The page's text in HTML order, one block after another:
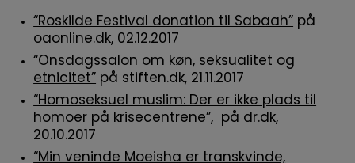
“Roskilde Festival donation til Sabaah” på
oaonline.dk, 02.12.2017
“Onsdagssalon om køn, seksualitet og
etnicitet” på stiften.dk, 21.11.2017
“Homoseksuel muslim: Der er ikke plads til
homoer på krisecentrene”, på dr.dk,
20.10.2017
“Min veninde Moeisha er transkvinde,